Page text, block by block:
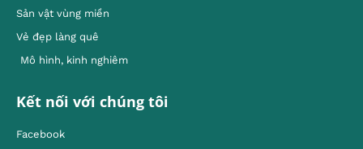
Sản vật vùng miền
Vẻ đẹp làng quê
Mô hình, kinh nghiêm
Kết nối với chúng tôi
Facebook